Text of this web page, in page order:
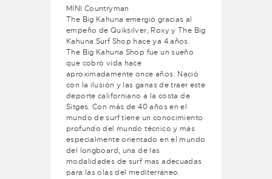
MINI Countryman
The Big Kahuna emergió gracias al
empeño de Quiksilver, Roxy y The Big
Kahuna Surf Shop hace ya 4 años.
The Big Kahuna Shop fue un sueño
que cobró vida hace
aproximadamente once años. Nació
con la ilusión y las ganas de traer este
deporte californiano a la costa de
Sitges. Con más de 40 años en el
mundo de surf tiene un conocimiento
profundo del mundo técnico y más
especialmente orientado en el mundo
del longboard, una de las
modalidades de surf mas adecuadas
para las olas del mediterráneo.